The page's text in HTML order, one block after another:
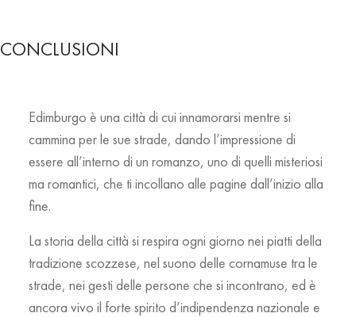
CONCLUSIONI
Edimburgo è una città di cui innamorarsi mentre si
cammina per le sue strade, dando l’impressione di
essere all’interno di un romanzo, uno di quelli misteriosi
ma romantici, che ti incollano alle pagine dall’inizio alla
fine.
La storia della città si respira ogni giorno nei piatti della
tradizione scozzese, nel suono delle cornamuse tra le
strade, nei gesti delle persone che si incontrano, ed è
ancora vivo il forte spirito d’indipendenza nazionale e